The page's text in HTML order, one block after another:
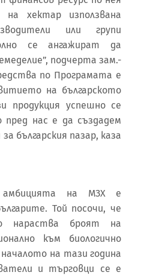
хектар използвана
или групи
се ангажират да
подчерта зам.-
по Програмата е
на българското
продукция успешно се
нас е да създадем
българския пазар, каза
амбицията на МЗХ е
Той посочи, че
нараства броят на
към биологично
на тази година
и търговци се е